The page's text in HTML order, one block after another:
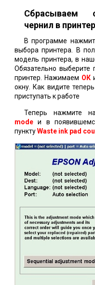
Сбрасываем
чернил в
В программе
выбора принтера. В
модель принтера, в
Обязательно выберите
принтер. Нажимаем ОК
окну. Как видите
приступать к работе
Теперь нажмите
mode и в
пунктуWaste ink pad